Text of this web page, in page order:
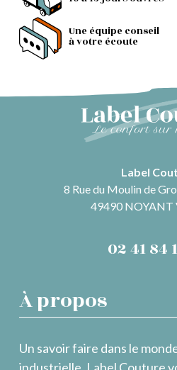
Une équipe conseil
à votre écoute
Label
8 Rue du Moulin de
49490 NOYANT
02 41 84
À propos
Un savoir faire dans le